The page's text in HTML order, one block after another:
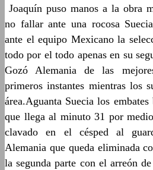
Joaquín puso manos a la obra
no fallar ante una rocosa
ante el equipo Mexicano la
todo por el todo apenas en su
Gozó Alemania de las
primeros instantes mientras los
área.Aguanta Suecia los
que llega al minuto 31 por
clavado en el césped al
Alemania que queda eliminada
la segunda parte con el arreón